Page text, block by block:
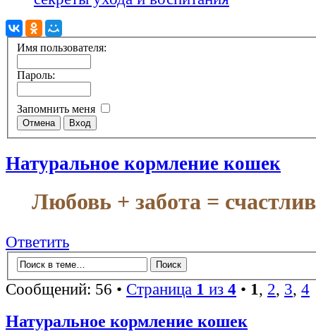
Имя пользователя:
Пароль:
Запомнить меня
Натуральное кормление кошек
Любовь + забота =
Ответить
Сообщений: 56 • Страница 1 из 4 • 1, 2, 3, 4
Натуральное кормление кошек